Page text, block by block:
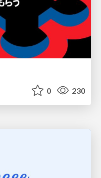
0 230